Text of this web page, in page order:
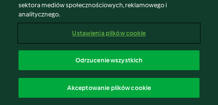
Disclaimer
Znak wydawcy
Zgłoś treść
Oświadczenie o dostępności
sektora mediów społecznościowych, reklamowego i
analitycznego.
Ustawienia plików cookie
Odrzucenie wszystkich
Akceptowanie plików cookie